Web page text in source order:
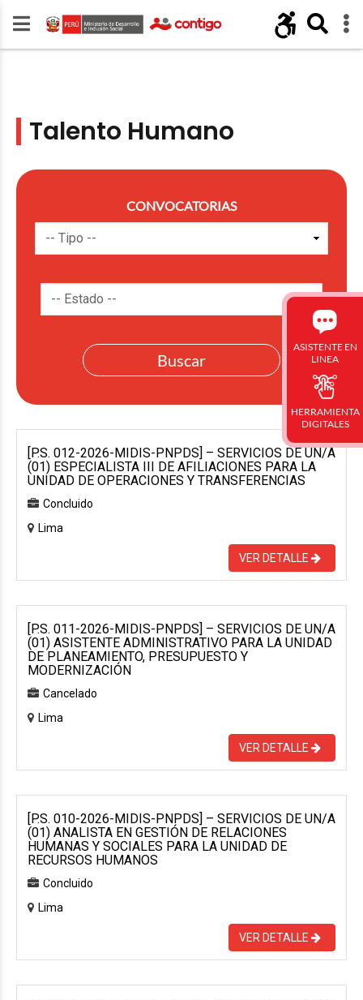
Talento Humano
CONVOCATORIAS
[P.S. 012-2026-MIDIS-PNPDS] – SERVICIOS DE UN/A
(01) ESPECIALISTA III DE AFILIACIONES PARA LA
UNIDAD DE OPERACIONES Y TRANSFERENCIAS
Concluido
Lima
VER DETALLE
[P.S. 011-2026-MIDIS-PNPDS] – SERVICIOS DE UN/A
(01) ASISTENTE ADMINISTRATIVO PARA LA UNIDAD
DE PLANEAMIENTO, PRESUPUESTO Y
MODERNIZACIÓN
Cancelado
Lima
VER DETALLE
[P.S. 010-2026-MIDIS-PNPDS] – SERVICIOS DE UN/A
(01) ANALISTA EN GESTIÓN DE RELACIONES
HUMANAS Y SOCIALES PARA LA UNIDAD DE
RECURSOS HUMANOS
Concluido
Lima
VER DETALLE
ASISTENTE EN
LINEA
HERRAMIENTA
DIGITALES